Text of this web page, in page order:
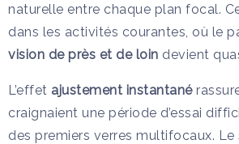
naturelle entre chaque plan focal.
dans les activités courantes, où le
vision de près et de loin devient
L’effet ajustement instantané
craignaient une période d’essai
des premiers verres multifocaux. Le